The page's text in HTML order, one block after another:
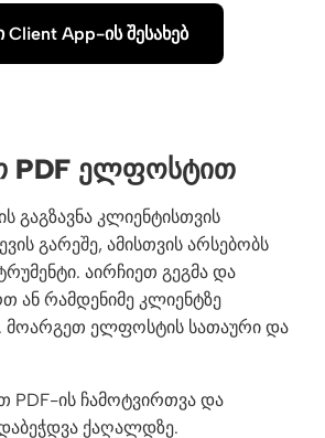
Client App-ის შესახებ
PDF ᲔᲚᲤᲝᲡᲢᲘᲗ
გაგზავნა კლიენტისთვის
გარეშე, ამისთვის არსებობს
აირჩიეთ გეგმა და
ან რამდენიმე კლიენტზე
ელფოსტის სათაური და
PDF-ის ჩამოტვირთვა და
ქაღალდზე.